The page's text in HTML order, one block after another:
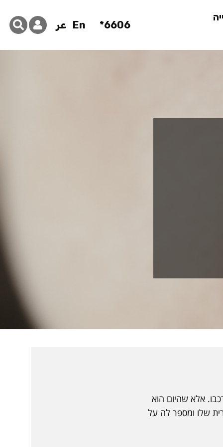
6606*
En عر
שנתפס עם נער ברכבו. אלא שהיום הוא
שלו ומספר לה על